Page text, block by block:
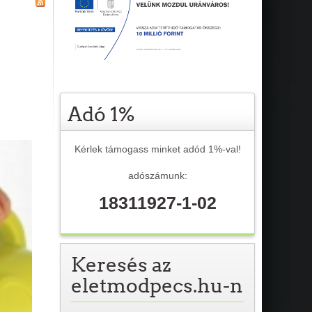
Adó 1%
Kérlek támogass minket adód 1%-val!
adószámunk:
18311927-1-02
Keresés az
eletmodpecs.hu-n